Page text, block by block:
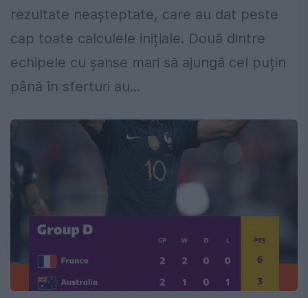
rezultate neașteptate, care au dat peste
cap toate calculele inițiale. Două dintre
echipele cu șanse mari să ajungă cel puțin
până în sferturi au...